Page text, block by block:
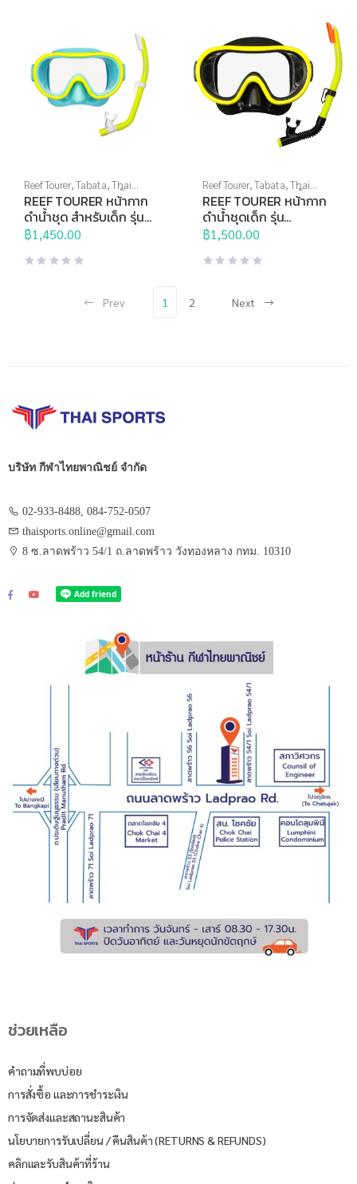
Reef Tourer,Tabata,Thai
Sports Brand,กีฬาทางน้ำ,
หน้ากากดำน้ำ,อุปกรณ์ดำน้ำ
REEF TOURER หน้ากาก
ดำน้ำชุด สำหรับเด็ก รุ่น
RC9203
฿1,450.00
Reef Tourer,Tabata,Thai
Sports Brand,กีฬาทางน้ำ,
หน้ากากดำน้ำ,อุปกรณ์ดำน้ำ
REEF TOURER หน้ากาก
ดำน้ำชุดเด็ก รุ่น
RC0205
฿1,500.00
Prev 1 2 Next
บริษัท กีฬาไทยพาณิชย์ จำกัด
02-933-8488, 084-752-0507
thaisports.online@gmail.com
8 ซ.ลาดพร้าว 54/1 ถ.ลาดพร้าว วังทองหลาง กทม. 10310
ช่วยเหลือ
คำถามที่พบบ่อย
การสั่งซื้อ และการชำระเงิน
การจัดส่งและสถานะสินค้า
นโยบายการรับเปลี่ยน / คืนสินค้า (RETURNS & REFUNDS)
คลิกและรับสินค้าที่ร้าน